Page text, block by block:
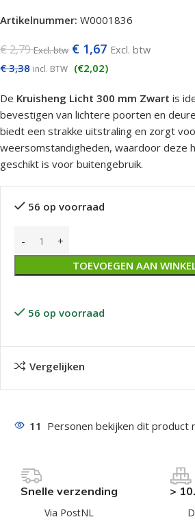
Artikelnummer: W0001836
€2,79 Excl. btw € 1,67 Excl. btw
€3,38 incl. BTW (€2,02)
De Kruisheng Licht 300 mm Zwart is
bevestigen van lichtere poorten en
biedt een strakke uitstraling en zorgt
weersomstandigheden, waardoor deze
geschikt is voor buitengebruik.
56 op voorraad
TOEVOEGEN AAN
56 op voorraad
Vergelijken
11 Personen bekijken dit product
Snelle verzending
Via PostNL
>